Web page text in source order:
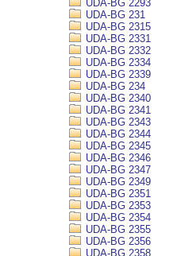
UDA-BG 2293
UDA-BG 231
UDA-BG 2315
UDA-BG 2331
UDA-BG 2332
UDA-BG 2334
UDA-BG 2339
UDA-BG 234
UDA-BG 2340
UDA-BG 2341
UDA-BG 2343
UDA-BG 2344
UDA-BG 2345
UDA-BG 2346
UDA-BG 2347
UDA-BG 2349
UDA-BG 2351
UDA-BG 2353
UDA-BG 2354
UDA-BG 2355
UDA-BG 2356
UDA-BG 2358